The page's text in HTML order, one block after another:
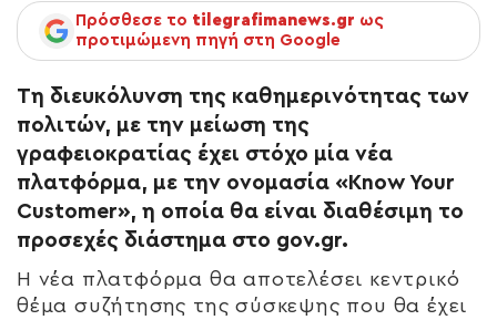
Πρόσθεσε το tilegrafimanews.gr ως
προτιμώμενη πηγή στη Google
Τη διευκόλυνση της καθημερινότητας των
πολιτών, με την μείωση της
γραφειοκρατίας έχει στόχο μία νέα
πλατφόρμα, με την ονομασία «Know Your
Customer», η οποία θα είναι διαθέσιμη το
προσεχές διάστημα στο gov.gr.
Η νέα πλατφόρμα θα αποτελέσει κεντρικό
θέμα συζήτησης της σύσκεψης που θα έχει